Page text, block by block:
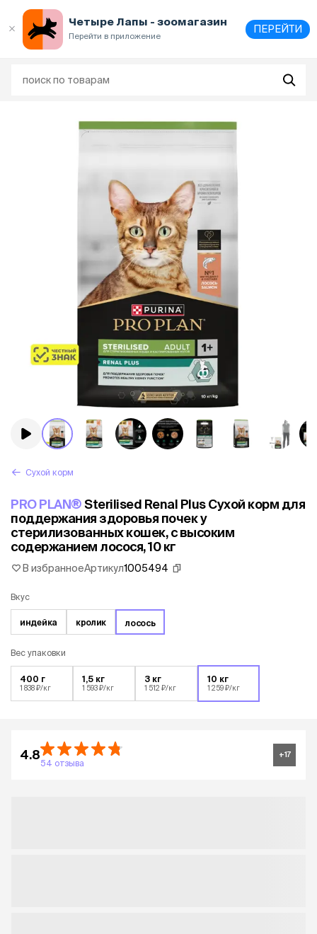
Четыре Лапы - зоомагазин
Перейти в приложение
ПЕРЕЙТИ
Сухой корм
PRO PLAN®Sterilised Renal Plus Сухой корм для
поддержания здоровья почек у
стерилизованных кошек, с высоким
содержанием лосося, 10 кг
В избранноеАртикул1005494
Вкус
индейка кролик лосось
Вес упаковки
400 г
1 838 ₽/кг
1,5 кг
1 593 ₽/кг
3 кг
1 512 ₽/кг
10 кг
1 259 ₽/кг
4.8
54 отзыва
+17